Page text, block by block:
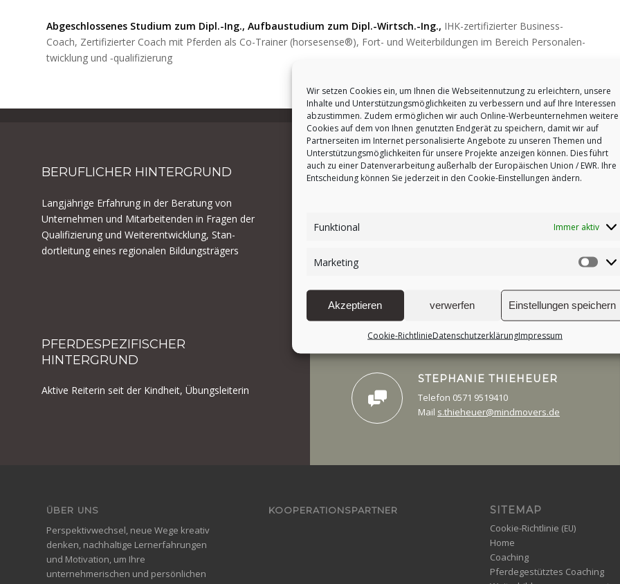
Wir setzen Cookies ein, um Ihnen die Webseitennutzung zu erleichtern, unsere
Inhalte und Unterstützungsmöglichkeiten zu verbessern und auf Ihre Interessen
abzustimmen. Zudem ermöglichen wir auch Online-Werbeunternehmen weitere
Cookies auf dem von Ihnen genutzten Endgerät zu speichern, damit wir auf
Partnerseiten im Internet personalisierte Angebote zu unseren Themen und
Unterstützungsmöglichkeiten für unsere Projekte anzeigen können. Dies führt
auch zu einer Datenverarbeitung außerhalb der Europäischen Union / EWR. Ihre
Entscheidung können Sie jederzeit in den Cookie-Einstellungen ändern.
Funktional Immer aktiv
Marketing
Akzeptieren verwerfen Einstellungen speichern
Cookie-RichtlinieDatenschutzerklärungImpressum
Abgeschlossenes Studi­um zum Dipl.-Ing., Auf­baus­tudi­um zum Dipl.-Wirtsch.-Ing., IHK-zer­ti­fiziert­er Busi­ness-
Coach, Zer­ti­fiziert­er Coach mit Pfer­den als Co-Train­er (hors­esense®), Fort- und Weit­er­bil­dun­gen im Bere­ich Per­son­alen­
twick­lung und ‑qual­i­fizierung
BERUFLICHER HINTERGRUND
Langjährige Erfahrung in der Beratung von
Unternehmen und Mitar­bei­t­en­den in Fra­gen der
Qual­i­fizierung und Weit­er­en­twick­lung, Stan­
dortleitung eines regionalen Bildungsträgers
PFERDESPEZIFISCHER
HINTERGRUND
Aktive Rei­t­erin seit der Kind­heit, Übungsleiterin
DAS TEAM ÜBER STEPHANIE IN
SECHS
WORTEN
schnell im Kopf
ver­lässlich
STEPHANIE THIEHEUER
Tele­fon 0571 9519410
Mail s.thieheuer@mindmovers.de
ÜBER UNS
Per­spek­tivwech­sel, neue Wege kreativ
denken, nach­haltige Lern­er­fahrun­gen
und Moti­va­tion, um Ihre
unternehmerischen und per­sön­lichen
KOOPERATIONSPARTNER
SITEMAP
Cookie-Richtlinie (EU)
Home
Coaching
Pferdegestütztes Coaching